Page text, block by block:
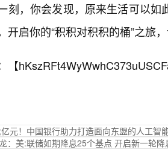
刻，你会发现，原来生活可以
开启你的“积积对积积的桶”之旅
【
元！中国银行助力打造面向东盟的人工智
：美:联储如期降息25个基点 开启新一轮降